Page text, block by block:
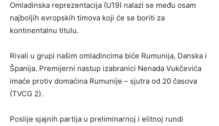
Omladinska reprezentacija (U19) nalazi se među osam
najboljih evropskih timova koji će se boriti za
kontinentalnu titulu.
Rivali u grupi našim omladincima biće Rumunija, Danska i
Španija. Premijerni nastup izabranici Nenada Vukčevića
imaće protiv domaćina Rumunije – sjutra od 20 časova
(TVCG 2).
Poslije sjajnih partija u preliminarnoj i elitnoj rundi